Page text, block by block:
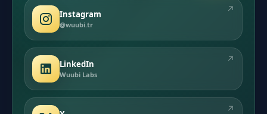
Instagram
@wuubi.tr
↗
LinkedIn
Wuubi Labs
↗
↗